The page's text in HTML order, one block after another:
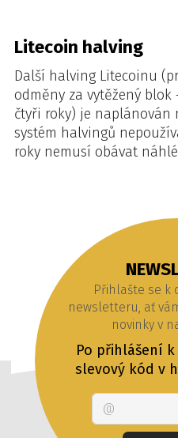
Litecoin halving
Další halving Litecoinu
odměny za vytěžený blok
čtyři roky) je naplánován
systém halvingů
roky nemusí obávat
Přihlašte se k
newsletteru, ať
novinky v
Po přihlášení
slevový kód v